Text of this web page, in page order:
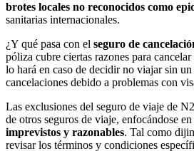
brotes locales no reconocidos como
sanitarias internacionales.
¿Y qué pasa con el seguro de
póliza cubre ciertas razones para
lo hará en caso de decidir no viajar sin
cancelaciones debido a problemas con
Las exclusiones del seguro de viaje de
de otros seguros de viaje, enfocándose en
imprevistos y razonables. Tal como
revisar los términos y condiciones